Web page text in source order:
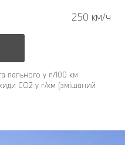
250 км/ч
пального у л/100 км
CO2 у г/км (змішаний